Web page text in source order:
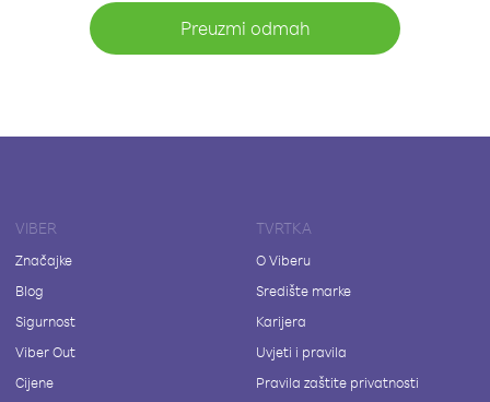
Preuzmi odmah
VIBER
Značajke
Blog
Sigurnost
Viber Out
Cijene
TVRTKA
O Viberu
Središte marke
Karijera
Uvjeti i pravila
Pravila zaštite privatnosti